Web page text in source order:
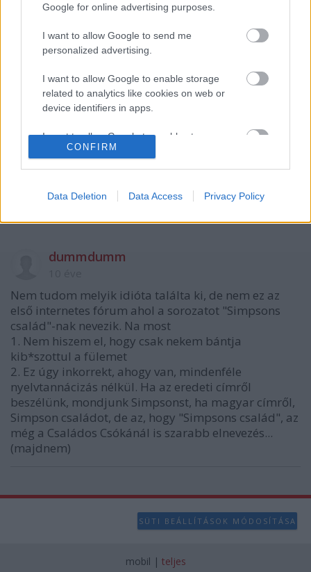
Google for online advertising purposes.
I want to allow Google to send me
personalized advertising.
I want to allow Google to enable storage
related to analytics like cookies on web or
device identifiers in apps.
I want to allow Google to enable storage
related to functionality of the website or app.
related to personalization.
I want to allow Google to enable storage
functionality and fraud prevention, and other
CONFIRM
Data Deletion Data Access Privacy Policy
A hozzászóláshoz be kell lépned!
VAGY
dummdumm
Nem tudom melyik idióta találta ki, de nem ez az
első internetes fórum ahol a sorozatot "Simpsons
család"-nak nevezik. Na most
1. Nem hiszem el, hogy csak nekem bántja
kib*szottul a fülemet
2. Ez úgy inkorrekt, ahogy van, mindenféle
nyelvtannácizás nélkül. Ha az eredeti címről
beszélünk, mondjunk Simpsonst, ha magyar címről,
Simpson családot, de az, hogy "Simpsons család", az
még a Családos Csókánál is szarabb elnevezés...
(majdnem)
SÜTI BEÁLLÍTÁSOK MÓDOSÍTÁSA
mobil | teljes